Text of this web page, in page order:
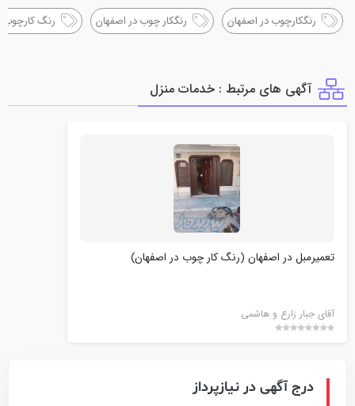
رنگکارچوب در اصفهان رنگکار چوب در اصفهان رنگ کارچوب
آگهی های مرتبط : خدمات منزل
تعمیرمبل در اصفهان (رنگ کار چوب در اصفهان)
آقای جبار زارع و هاشمی
درج آگهی در نیازپرداز